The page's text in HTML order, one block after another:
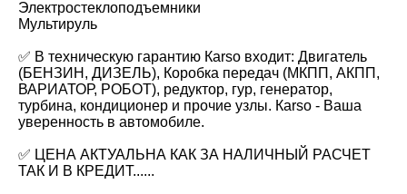
Электростеклоподъемники
Мультируль
✅ В техническую гарантию Каrsо входит: Двигатель
(БЕНЗИН, ДИЗЕЛЬ), Коробка передач (МКПП, АКПП,
ВАРИАТОР, РОБОТ), редуктор, гур, генератор,
турбина, кондиционер и прочие узлы. Каrsо - Ваша
уверенность в автомобиле.
✅ ЦЕНА АКТУАЛЬНА КАК ЗА НАЛИЧНЫЙ РАСЧЕТ
ТАК И В КРЕДИТ......